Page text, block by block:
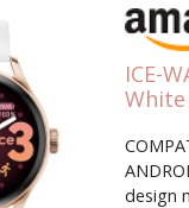
ICE-
White
design